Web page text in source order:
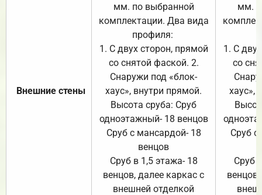
Внешние стены
мм. по выбранной
комплектации. Два вида
профиля:
1. С двух сторон, прямой
со снятой фаской. 2.
Снаружи под «блок-
хаус», внутри прямой.
Высота сруба: Сруб
одноэтажный- 18 венцов
Сруб с мансардой- 18
венцов
Сруб в 1,5 этажа- 18
венцов, далее каркас с
внешней отделкой
мм.
1. С
со
хаус»,
Сруб с
Сруб